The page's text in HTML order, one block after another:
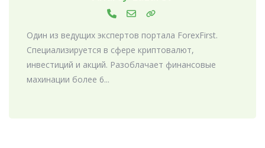
Один из ведущих экспертов портала ForexFirst.
Специализируется в сфере криптовалют,
инвестиций и акций. Разоблачает финансовые
махинации более 6...